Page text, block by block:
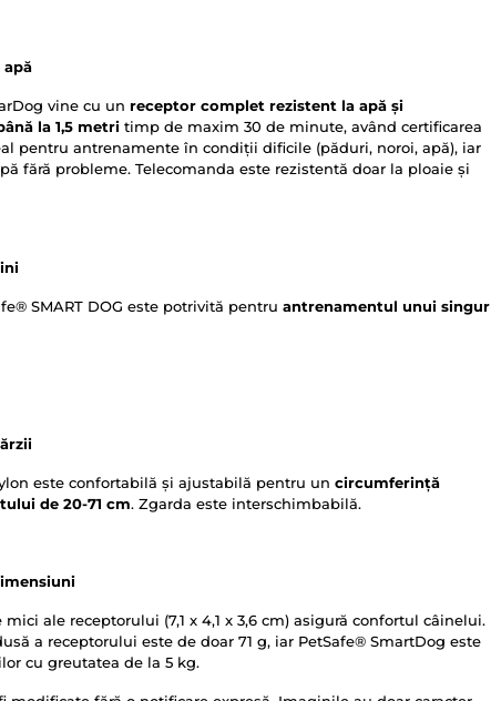
apă
vine cu un receptor complet rezistent la apă și
la 1,5 metri timp de maxim 30 de minute, având certificarea
pentru antrenamente în condiții dificile (păduri, noroi, apă), iar
fără probleme. Telecomanda este rezistentă doar la ploaie și
SMART DOG este potrivită pentru antrenamentul unui singur
este confortabilă și ajustabilă pentru un circumferință
de 20-71 cm. Zgarda este interschimbabilă.
ale receptorului (7,1 x 4,1 x 3,6 cm) asigură confortul câinelui.
a receptorului este de doar 71 g, iar PetSafe® SmartDog este
cu greutatea de la 5 kg.